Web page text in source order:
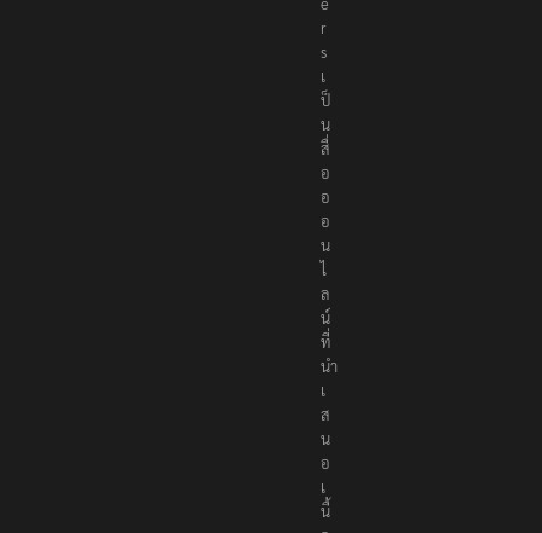
เ
ป็
น
สื่
อ
อ
อ
น
ไ
ล
น์
ที่
นำ
เ
ส
น
อ
เ
นื้
อ
ห